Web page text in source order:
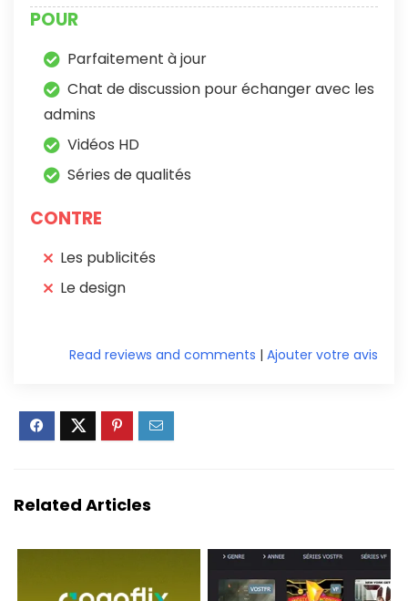
POUR
Parfaitement à jour
Chat de discussion pour échanger avec les
admins
Vidéos HD
Séries de qualités
CONTRE
Les publicités
Le design
Ajouter votre avis
|
Read reviews and comments
Related Articles